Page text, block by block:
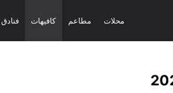
محلات مطاعم كافيهات فنادق